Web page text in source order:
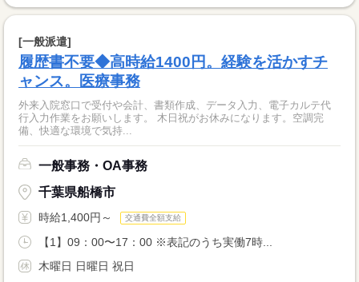
[一般派遣]
履歴書不要◆高時給1400円。経験を活かすチ
ャンス。医療事務
外来入院窓口で受付や会計、書類作成、データ入力、電子カルテ代
行入力作業をお願いします。 木日祝がお休みになります。空調完
備、快適な環境で気持...
一般事務・OA事務
千葉県船橋市
時給1,400円～ 交通費全額支給
【1】09：00〜17：00 ※表記のうち実働7時...
木曜日 日曜日 祝日